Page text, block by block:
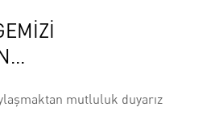
mutluluk duyarız